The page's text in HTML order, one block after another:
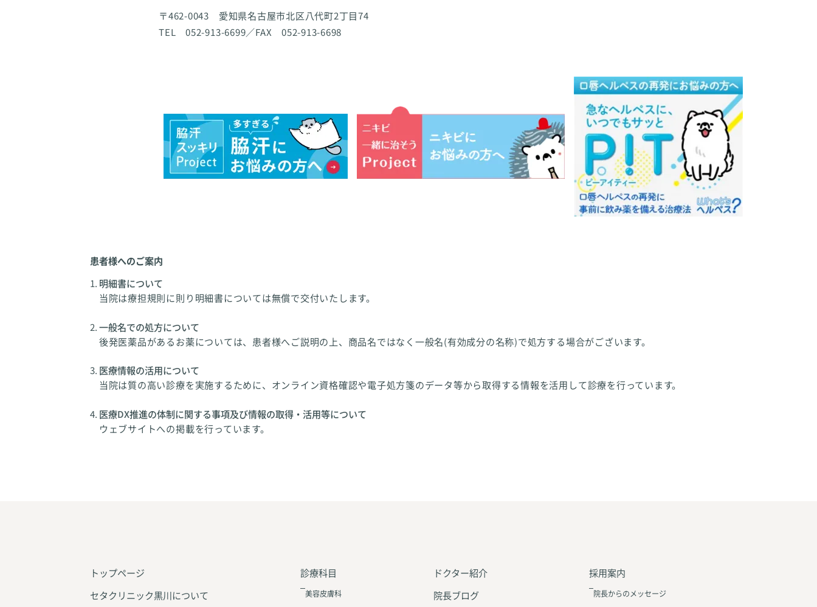
〒462-0043 愛知県名古屋市北区八代町2丁目74
TEL 052-913-6699／FAX 052-913-6698
患者様へのご案内
明細書について
当院は療担規則に則り明細書については無償で交付いたします。
一般名での処方について
後発医薬品があるお薬については、患者様へご説明の上、商品名ではなく一般名(有効成分の名称)で処方する場合がございます。
医療情報の活用について
当院は質の高い診療を実施するために、オンライン資格確認や電子処方箋のデータ等から取得する情報を活用して診療を行っています。
医療DX推進の体制に関する事項及び情報の取得・活用等について
ウェブサイトへの掲載を行っています。
トップページ
セタクリニック黒川について
診療科目
美容皮膚科
ドクター紹介
院長ブログ
採用案内
院長からのメッセージ